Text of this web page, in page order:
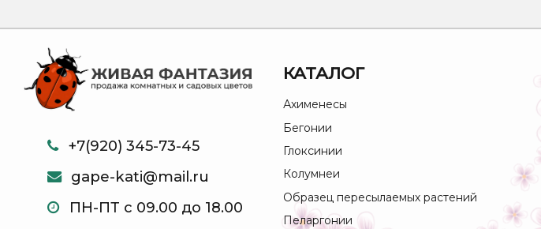
+7(920) 345-73-45
gape-kati@mail.ru
ПН-ПТ с 09.00 до 18.00
КАТАЛОГ
Ахименесы
Бегонии
Глоксинии
Колумнеи
Образец пересылаемых растений
Пеларгонии